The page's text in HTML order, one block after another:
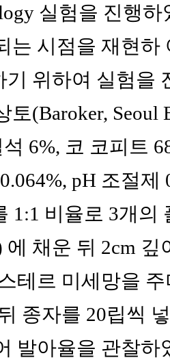
실험을 진행
는 시점을 재현하
기 위하여 실험을
토(Baroker, Seoul
6%, 코 코피트
pH 조절
1:1 비율로 3개
에 채운 뒤 2cm
테르 미세망을
종자를 20립씩
발아율을 관찰